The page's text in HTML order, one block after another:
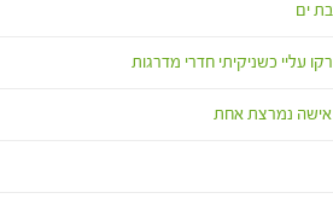
ים
עליי כשניקיתי חדרי מדרגות
אישה נמרצת אחת